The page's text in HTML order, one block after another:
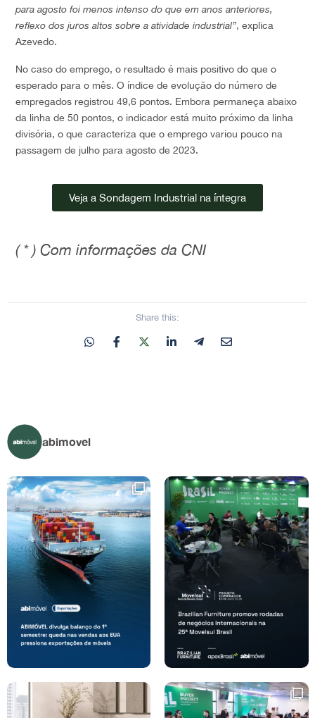
para agosto foi menos intenso do que em anos anteriores,
reflexo dos juros altos sobre a atividade industrial”, explica
Azevedo.
No caso do emprego, o resultado é mais positivo do que o
esperado para o mês. O índice de evolução do número de
empregados registrou 49,6 pontos. Embora permaneça abaixo
da linha de 50 pontos, o indicador está muito próximo da linha
divisória, o que caracteriza que o emprego variou pouco na
passagem de julho para agosto de 2023.
Veja a Sondagem Industrial na íntegra
( * ) Com informações da CNI
Share this:
abimovel